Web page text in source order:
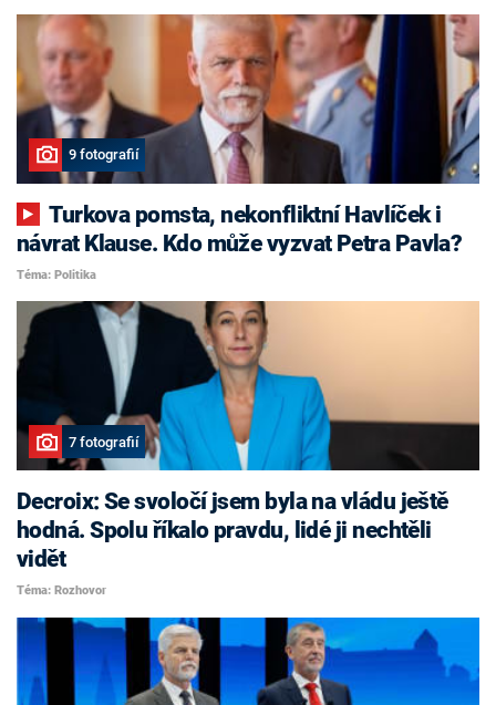
9 fotografií
Turkova pomsta, nekonfliktní Havlíček i
návrat Klause. Kdo může vyzvat Petra Pavla?
Téma: Politika
7 fotografií
Decroix: Se svoločí jsem byla na vládu ještě
hodná. Spolu říkalo pravdu, lidé ji nechtěli
vidět
Téma: Rozhovor